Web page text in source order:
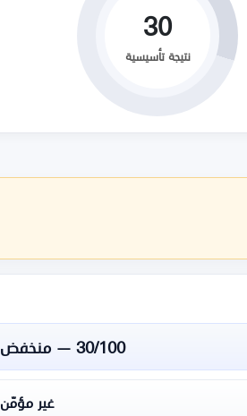
30
نتيجة تأسيسية
30/100 — منخفض
غير مؤمّن